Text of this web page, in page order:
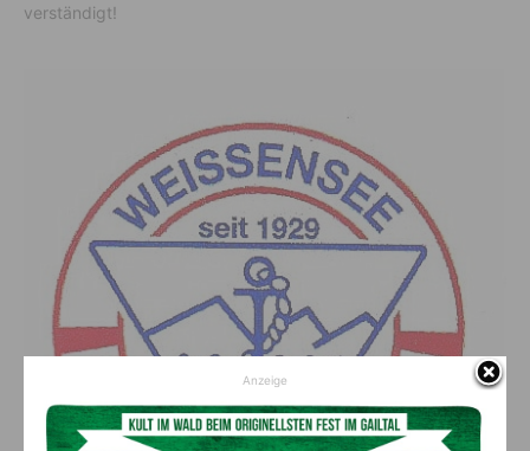
verständigt!
Anzeige